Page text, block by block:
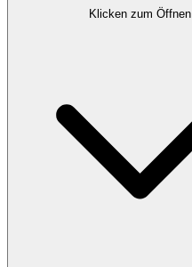
Klicken zum Öffnen